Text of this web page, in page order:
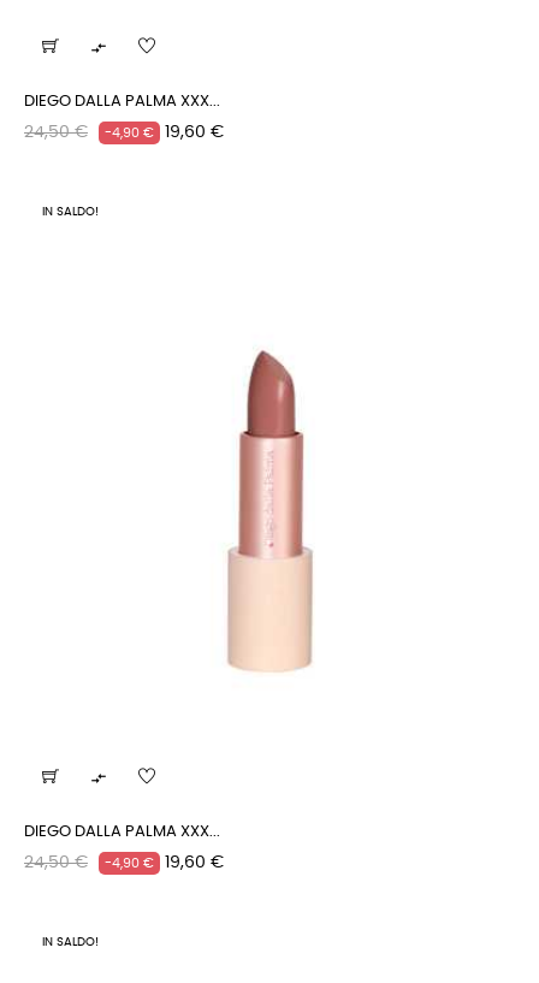

DIEGO DALLA PALMA XXX...
Prezzo
24,50 € -4,90 € Prezzo
19,60 €
IN SALDO!

DIEGO DALLA PALMA XXX...
Prezzo
24,50 € -4,90 € Prezzo
19,60 €
IN SALDO!